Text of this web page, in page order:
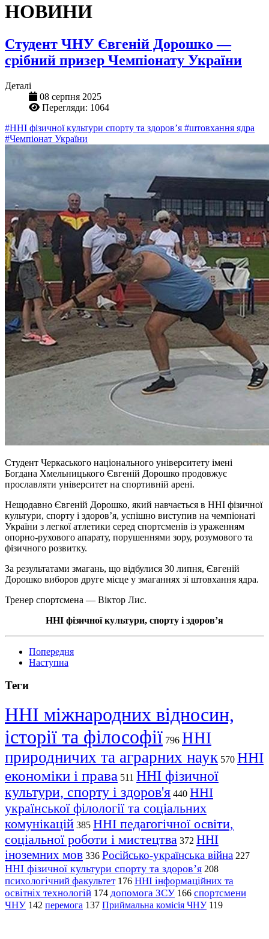
НОВИНИ
Студент ЧНУ Євгеній Дорошко —
срібний призер Чемпіонату України
Деталі
08 серпня 2025
Перегляди: 1064
#ННІ фізичної культури спорту та здоров’я #штовхання ядра
#Чемпіонат України
Студент Черкаського національного університету імені
Богдана Хмельницького Євгеній Дорошко продовжує
прославляти університет на спортивній арені.
Нещодавно Євгеній Дорошко, який навчається в ННІ фізичної
культури, спорту і здоров’я, успішно виступив на чемпіонаті
України з легкої атлетики серед спортсменів із ураженням
опорно-рухового апарату, порушеннями зору, розумового та
фізичного розвитку.
За результатами змагань, що відбулися 30 липня, Євгеній
Дорошко виборов друге місце у змаганнях зі штовхання ядра.
Тренер спортсмена — Віктор Лис.
ННІ фізичної культури, спорту і здоров’я
Попередня
Наступна
Теги
ННІ міжнародних відносин,
історії та філософії 796 ННІ
природничих та аграрних наук 570 ННІ
економіки і права 511 ННІ фізичної
культури, спорту і здоров'я 440 ННІ
української філології та соціальних
комунікацій 385 ННІ педагогічної освіти,
соціальної роботи і мистецтва 372 ННІ
іноземних мов 336 Російсько-українська війна 227
ННІ фізичної культури спорту та здоров’я 208
психологічний факультет 176 ННІ інформаційних та
освітніх технологій 174 допомога ЗСУ 166 спортсмени
ЧНУ 142 перемога 137 Приймальна комісія ЧНУ 119